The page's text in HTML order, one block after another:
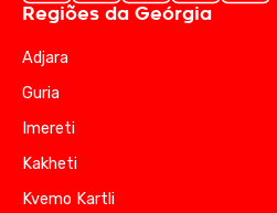
Regiões da Geórgia
Adjara
Guria
Imereti
Kakheti
Kvemo Kartli